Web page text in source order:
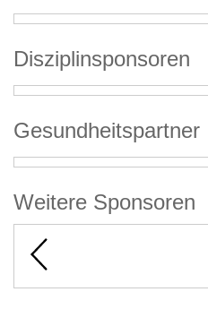
Disziplinsponsoren
Gesundheitspartner
Weitere Sponsoren